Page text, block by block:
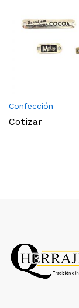
Confección
Cotizar